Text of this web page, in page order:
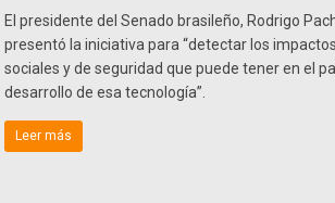
El presidente del Senado brasileño, Rodrigo
presentó la iniciativa para “detectar los
sociales y de seguridad que puede tener en el
desarrollo de esa tecnología”.
Leer más